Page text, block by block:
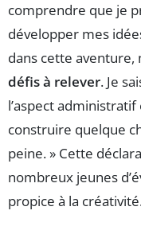
comprendre que je
développer mes
dans cette aventure,
défis à relever. Je
l’aspect
construire quelque
peine. » Cette
nombreux jeunes
propice à la